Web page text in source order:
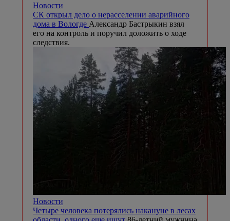
Новости
СК открыл дело о нерасселении аварийного
дома в Вологде Александр Бастрыкин взял
его на контроль и поручил доложить о ходе
следствия.
Новости
Четыре человека потерялись накануне в лесах